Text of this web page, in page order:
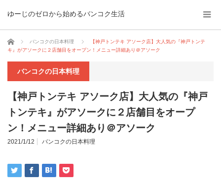
ゆーじのゼロから始めるバンコク生活
ホーム バンコクの日本料理
【神戸トンテキ アソーク店】大人気の『神戸トンテ
キ』がアソークに２店舗目をオープン！メニュー詳細あり＠アソーク
バンコクの日本料理
【神戸トンテキ アソーク店】大人気の『神戸
トンテキ』がアソークに２店舗目をオープ
ン！メニュー詳細あり＠アソーク
2021/1/12 バンコクの日本料理